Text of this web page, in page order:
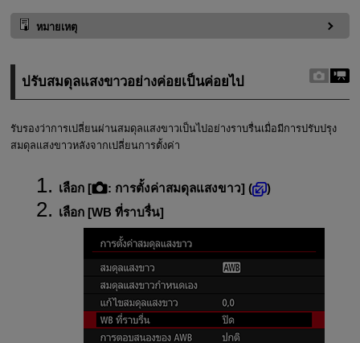
หมายเหตุ
ปรับสมดุลแสงขาวอย่างค่อยเป็นค่อยไป
รับรองว่าการเปลี่ยนผ่านสมดุลแสงขาวเป็นไปอย่างราบรื่นเมื่อมีการปรับปรุง
สมดุลแสงขาวหลังจากเปลี่ยนการตั้งค่า
เลือก [ : การตั้งค่าสมดุลแสงขาว] (
)
เลือก [WB ที่ราบรื่น]